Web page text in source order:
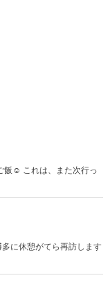
飯☺️ これは、また次行っ
に休憩がてら再訪します